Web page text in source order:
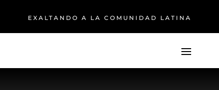
EXALTANDO A LA COMUNIDAD LATINA